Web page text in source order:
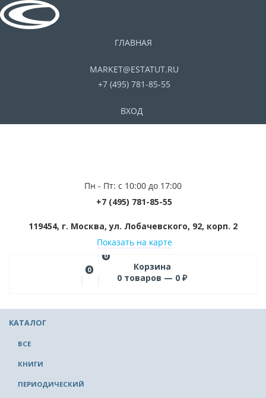
ГЛАВНАЯ
MARKET@ESTATUT.RU
+7 (495) 781-85-55
ВХОД
Пн - Пт: с 10:00 до 17:00
+7 (495) 781-85-55
119454, г. Москва, ул. Лобачевского, 92, корп. 2
Показать на карте
0
0
Корзина
0 товаров — 0 ₽
КАТАЛОГ
ВСЕ
КНИГИ
ПЕРИОДИЧЕСКИЙ